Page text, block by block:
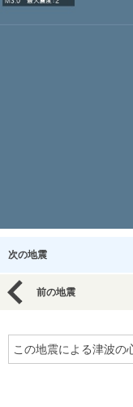
次の地震
前の地震
この地震による津波の